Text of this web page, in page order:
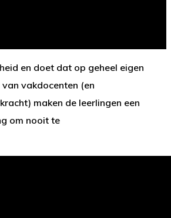
en doet dat op geheel eigen
vakdocenten (en
maken de leerlingen een
om nooit te